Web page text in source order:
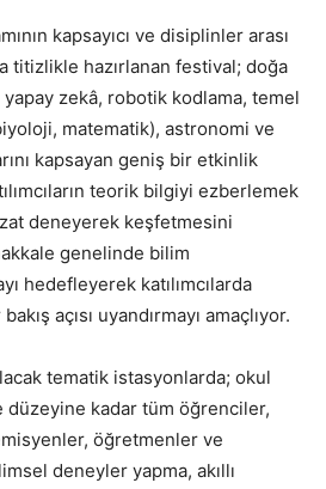
kapsayıcı ve disiplinler arası
titizlikle hazırlanan festival; doğa
zekâ, robotik kodlama, temel
matematik), astronomi ve
kapsayan geniş bir etkinlik
teorik bilgiyi ezberlemek
deneyerek keşfetmesini
genelinde bilim
hedefleyerek katılımcılarda
açısı uyandırmayı amaçlıyor.
tematik istasyonlarda; okul
kadar tüm öğrenciler,
öğretmenler ve
deneyler yapma, akıllı